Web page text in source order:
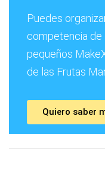
Puedes
competencia de
pequeños
de las Frutas
Quiero saber